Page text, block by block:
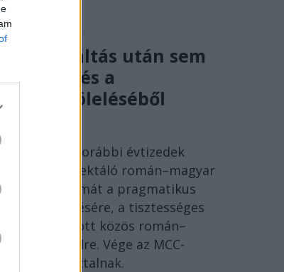
után sem
menekvés a
öleléséből
a korábbi évtizedek
reflektáló román–magyar
fogalmát a pragmatikus
kifejezésére, a tisztességes
folytatott közös román–
párbeszédre. Vége az MCC-